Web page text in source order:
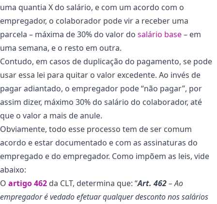
uma quantia X do salário, e com um acordo com o
empregador, o colaborador pode vir a receber uma
parcela – máxima de 30% do valor do salário base– em
uma semana, e o resto em outra.
Contudo, em casos de duplicação do pagamento, se pode
usar essa lei para quitar o valor excedente. Ao invés de
pagar adiantado, o empregador pode “não pagar”, por
assim dizer, máximo 30% do salário do colaborador, até
que o valor a mais de anule.
Obviamente, todo esse processo tem de ser comum
acordo e estar documentado e com as assinaturas do
empregado e do empregador. Como impõem as leis, vide
abaixo:
O artigo 462 da CLT, determina que: “Art. 462– Ao
empregador é vedado efetuar qualquer desconto nos salários